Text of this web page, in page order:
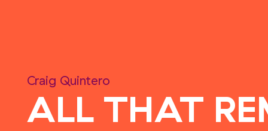
Craig Quintero
ALL THAT